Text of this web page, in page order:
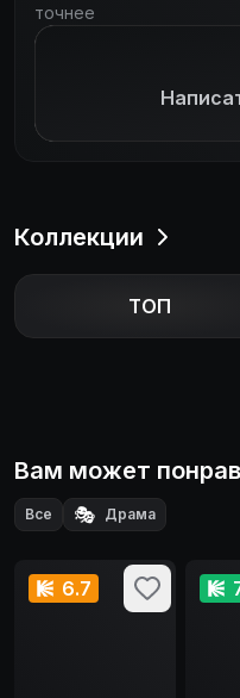
точнее
Коллекции
ТОП
Вам может
Все 🎭 Драма
6.7